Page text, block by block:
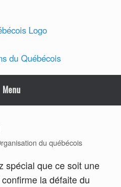
Menu
du québécois
spécial que ce soit une
la défaite du